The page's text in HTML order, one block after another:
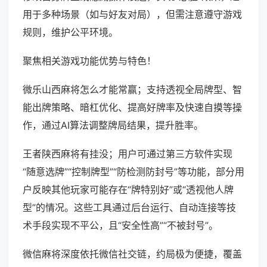
用于多种场景（如与好友对局），但需注意遵守游戏
规则，维护公平环境。
聚焦相关游戏功能优势与特色！
微乐山西麻将怎么才能常赢；支持透视全局牌型、智
能出牌策略、暗杠优化、提高好牌率及快速自摸等操
作，通过AI算法调整牌局结果，提升胜率。
王者陕西麻将有挂没；用户可通过第三方软件实现
“随意选牌”“控制牌型”“防检测防封号”等功能，部分用
户反映其他玩家可能存在“牌特别好”或“透视他人牌
型”的情况。这些工具通过后台运行、自动连接等技
术手段实现不平公，且“安全性高”“不被封号”。
微信麻将深度依托微信社交链，约局极为便捷，覆盖